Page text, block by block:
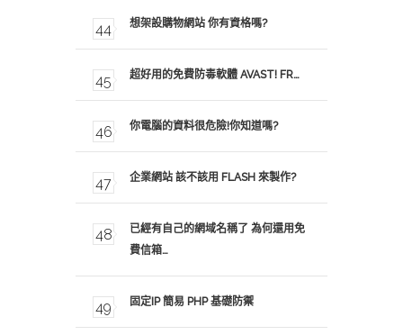
想架設購物網站 你有資格嗎?
超好用的免費防毒軟體 AVAST! FR…
你電腦的資料很危險!你知道嗎?
企業網站 該不該用 FLASH 來製作?
已經有自己的網域名稱了 為何還用免
費信箱…
固定IP 簡易 PHP 基礎防禦